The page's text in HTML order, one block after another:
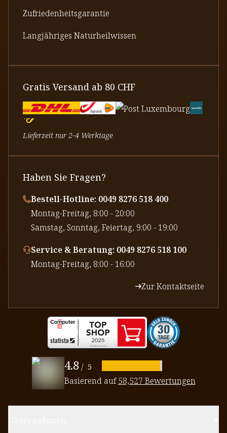
Zufriedenheitsgarantie
Langjähriges Naturheilwissen
Gratis Versand ab 80 CHF
Lieferzeit nur 2-4 Werktage
Haben Sie Fragen?
Bestell-Hotline: 0049 8276 518 400
⁠Montag-Freitag, 8:00 - 20:00
⁠Samstag, Sonntag, Feiertag, 9:00 - 19:00
Service & Beratung: 0049 8276 518 100
⁠Montag-Freitag, 8:00 - 16:00
Zur Kontaktseite
4.8 / 5
Basierend auf58,527 Bewertungen